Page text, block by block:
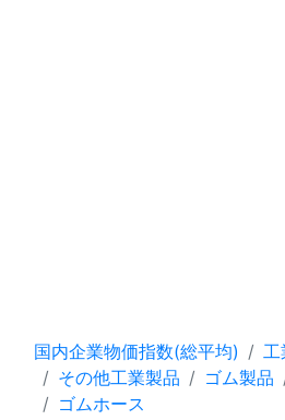
国内企業物価指数(総平均)
工
その他工業製品
ゴム製品
ゴムホース